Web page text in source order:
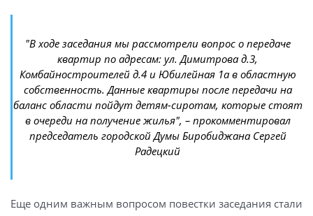
"В ходе заседания мы рассмотрели вопрос о передаче
квартир по адресам: ул. Димитрова д.3,
Комбайностроителей д.4 и Юбилейная 1а в областную
собственность. Данные квартиры после передачи на
баланс области пойдут детям-сиротам, которые стоят
в очереди на получение жилья", – прокомментировал
председатель городской Думы Биробиджана Сергей
Радецкий
Еще одним важным вопросом повестки заседания стали